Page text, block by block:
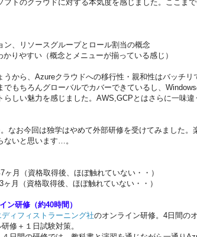
トのクラウドに対する本気度を感じました。ここま
、リソースグループとロール割当の概念
やすい（概念とメニューが揃っている感じ）
から、Azureクラウドへの移行性・親和性はバッチリ
でもちろんグローバルでカバーできているし、
しい魅力を感じました。AWS,GCPとはさらに一味違
なお今回は独学はやめて外部研修を受けてみました。
ないと思います…。
月（資格取得後、ほぼ触れていない・・）
月（資格取得後、ほぼ触れていない・・）
ン研修（約40時間）
ディフィストラーニング社のオンライン研修。4日間の
修＋１日試験対策。